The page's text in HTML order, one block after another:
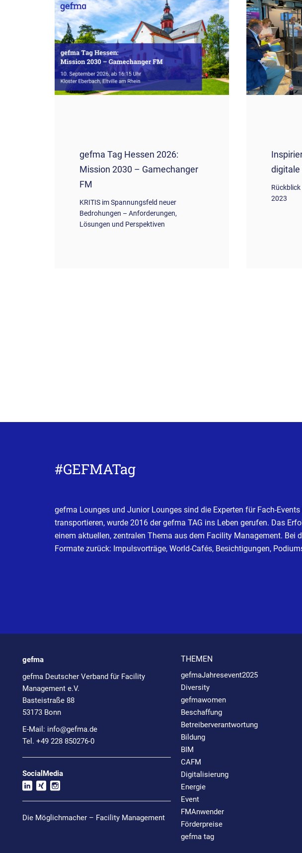
gefma Tag Hessen 2026:
Mission 2030 – Gamechanger
FM
KRITIS im Spannungsfeld neuer
Bedrohungen – Anforderungen,
Lösungen und Perspektiven
digitale
2023
#GEFMATag
gefma Lounges und Junior Lounges sind die Experten für Fach-
transportieren, wurde 2016 der gefma TAG ins Leben gerufen. Das
einem aktuellen, zentralen Thema aus dem Facility Management.
Formate zurück: Impulsvorträge, World-Cafés, Besichtigungen,
gefma
gefma Deutscher Verband für Facility
Management e.V.
Basteistraße 88
53173 Bonn
E-Mail: info@gefma.de
Tel. +49 228 850276-0
SocialMedia
Die Möglichmacher – Facility Management
THEMEN
gefmaJahresevent2025
Diversity
gefmawomen
Beschaffung
Betreiberverantwortung
Bildung
BIM
CAFM
Digitalisierung
Energie
Event
FMAnwender
Förderpreise
gefma tag